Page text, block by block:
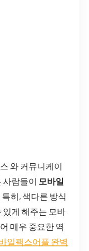
와 커뮤니케이
사람들이 모바일
히, 색다른 방식
있게 해주는 모바
매우 중요한 역
일팩스어플 완벽